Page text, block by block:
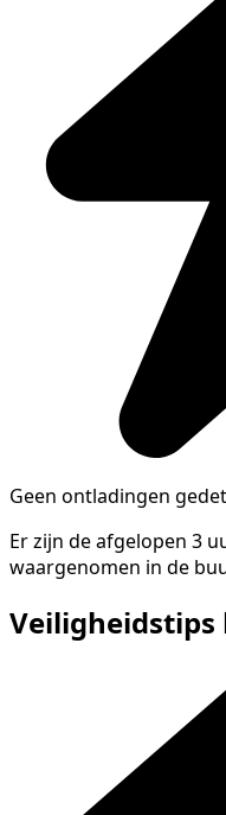
Geen ontladingen
Er zijn de afgelopen 3
waargenomen in de